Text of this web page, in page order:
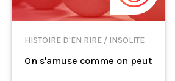
HISTOIRE D'EN RIRE / INSOLITE
On s'amuse comme on peut